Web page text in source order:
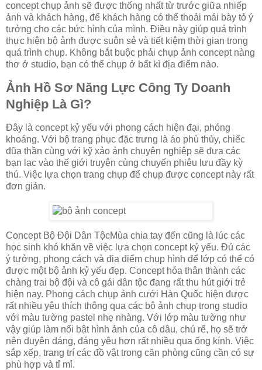
concept chụp ảnh sẽ được thống nhất từ trước giữa nhiếp
ảnh và khách hàng, để khách hàng có thể thoải mái bày tỏ ý
tưởng cho các bức hình của mình. Điều này giúp quá trình
thực hiện bộ ảnh được suôn sẻ và tiết kiệm thời gian trong
quá trình chụp. Không bắt buộc phải chụp ảnh concept nàng
thơ ở studio, bạn có thể chụp ở bất kì địa điểm nào.
Ảnh Hồ Sơ Năng Lực Công Ty Doanh
Nghiệp Là Gì?
Đây là concept kỷ yếu với phong cách hiện đại, phóng
khoáng. Với bộ trang phục đặc trưng là áo phù thủy, chiếc
đũa thần cùng với kỹ xảo ảnh chuyên nghiệp sẽ đưa các
bạn lạc vào thế giới truyện cùng chuyến phiêu lưu đầy kỳ
thú. Việc lựa chọn trang chụp để chụp được concept này rất
đơn giản.
Concept Bộ Đội Dân TộcMùa chia tay đến cũng là lúc các
học sinh khó khăn về việc lựa chọn concept kỷ yếu. Đủ các
ý tưởng, phong cách và địa điểm chụp hình để lớp có thể có
được một bộ ảnh kỷ yếu đẹp. Concept hóa thân thành các
chàng trai bộ đội và cô gái dân tộc đang rất thu hút giới trẻ
hiện nay. Phong cách chụp ảnh cưới Hàn Quốc hiện được
rất nhiều yêu thích thông qua các bộ ảnh chụp trong studio
với màu tường pastel nhẹ nhàng. Với lớp màu tường như
vậy giúp làm nổi bật hình ảnh của cô dâu, chú rể, họ sẽ trở
nên duyên dáng, đáng yêu hơn rất nhiều qua ống kính. Việc
sắp xếp, trang trí các đồ vật trong căn phòng cũng cần có sự
phù hợp và tỉ mỉ.